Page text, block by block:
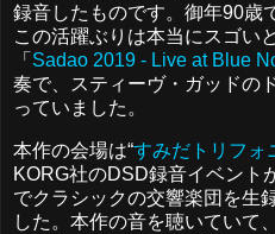
録音したものです。御年90歳
この活躍ぶりは本当にスゴい
「 Sadao 2019 - Live at Blue
奏で、スティーヴ・ガッドの
っていました。
本作の会場は“すみだトリフォ
KORG社のDSD録音イベント
でクラシックの交響楽団を生
した。本作の音を聴いていて